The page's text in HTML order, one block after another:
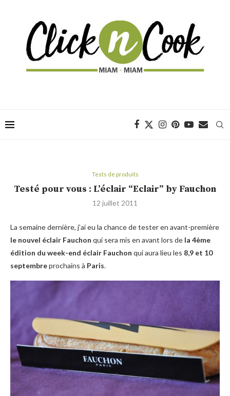
Tests de produits
Testé pour vous : L’éclair “Eclair” by Fauchon
12 juillet 2011
La semaine dernière, j’ai eu la chance de tester en avant-première
le nouvel éclair Fauchon qui sera mis en avant lors de la 4ème
édition du week-end éclair Fauchon qui aura lieu les 8,9 et 10
septembreprochains à Paris.